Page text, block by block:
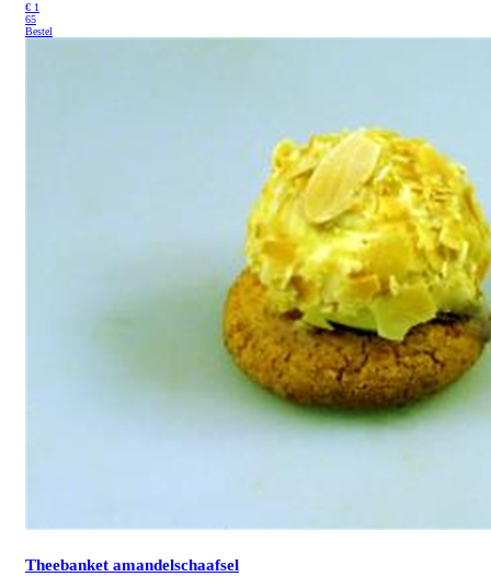
€ 1
65
Bestel
Theebanket amandelschaafsel